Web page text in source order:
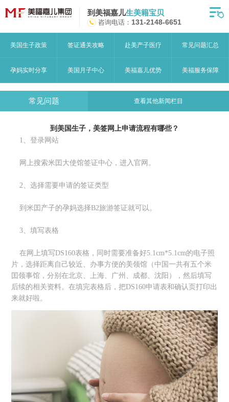
到美福嘉儿生美籍宝贝
咨询电话： 131-2148-6651
美国生子政策 签证通关攻略 赴美产子医疗 常见问题汇总
孕妈实时分享 美国月子中心 美福嘉儿优势 美福服务保障
常见问题 查看其他新闻栏目
到美国生子，美签网上申请流程有哪些？
1、登录网站
网上搜索米囯大使馆签证中心，进入官网。
2、选择需要申请的签证类型
到米囯产子的孕妈选择B2旅游签证就可以。
3、填写表格
在网上填写DS160表格，同时需要准备好5.1cm*5.1cm的电子照
片，选择距离自己较近、办事方便的美领馆（中国一共有五个米
囯领事馆，分别在北京、上海、广州、成都、沈阳），然后填写
后续的相关资料。在填完表格后，把DS160申请表和确认页打印出
来就好啦。
首页
月子中心服务
宝妈见证